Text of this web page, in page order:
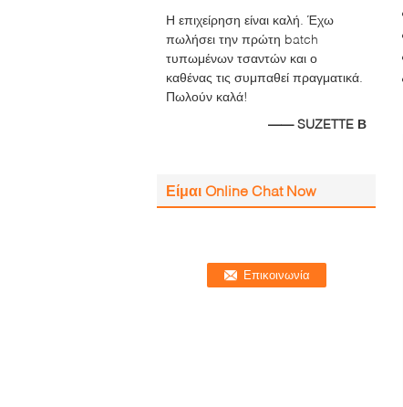
Η επιχείρηση είναι καλή. Έχω
πωλήσει την πρώτη batch
τυπωμένων τσαντών και ο
καθένας τις συμπαθεί πραγματικά.
Πωλούν καλά!
—— SUZETTE Β
Είμαι Online Chat Now